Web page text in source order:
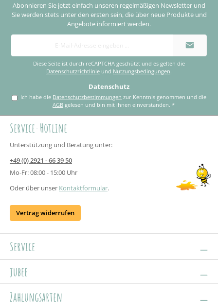
Abonnieren Sie jetzt einfach unseren regelmäßigen Newsletter und
Sie werden stets unter den ersten sein, die über neue Produkte und
Angebote informiert werden.
E-
Adresse
Diese Seite ist durch reCAPTCHA geschützt und es gelten die
Datenschutzrichtlinie und Nutzungsbedingungen.
Datenschutz
Ich habe die Datenschutzbestimmungen
AGB gelesen und bin mit ihnen einverstanden.*
Service-Hotline
Unterstützung und Beratung unter:
+49 (0) 2921 - 66 39 50
Mo-Fr: 08:00 - 15:00 Uhr
Oder über unser Kontaktformular.
Vertrag widerrufen
Service
jubee
Zahlungsarten